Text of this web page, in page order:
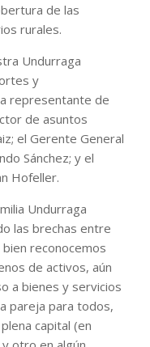
de las
rurales.
Undurraga
y
representante de
de asuntos
el Gerente General
Sánchez; y el
Hofeller.
Undurraga
las brechas entre
reconocemos
de activos, aún
a bienes y servicios
pareja para todos,
capital (en